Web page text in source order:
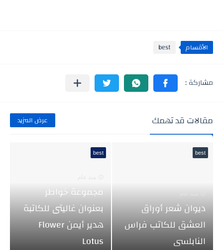
الأقسام best
مقالات قد تهمك عرض المزيد
best
ديوان شعر أوراق
العشق للكاتب فراس
النابلسى
best
مجموعة خواطر
بعنوان غاليتى للكاتبة
هدير أيمن Flower
Lotus